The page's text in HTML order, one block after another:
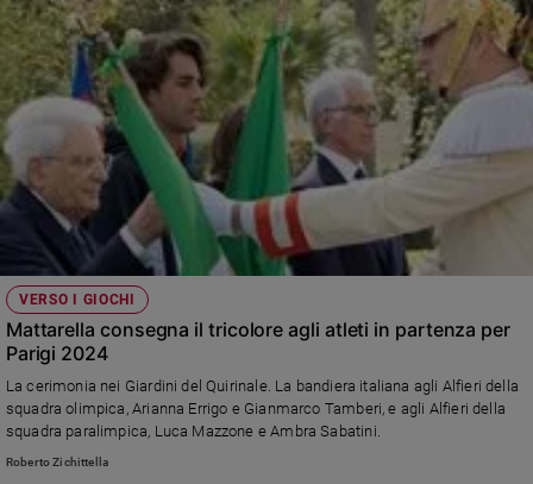
VERSO I GIOCHI
Mattarella consegna il tricolore agli atleti in partenza per
Parigi 2024
La cerimonia nei Giardini del Quirinale. La bandiera italiana agli Alfieri della
squadra olimpica, Arianna Errigo e Gianmarco Tamberi, e agli Alfieri della
squadra paralimpica, Luca Mazzone e Ambra Sabatini.
Roberto Zichittella